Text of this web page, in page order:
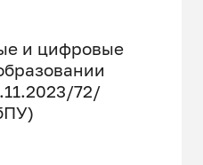
и цифровые
72/